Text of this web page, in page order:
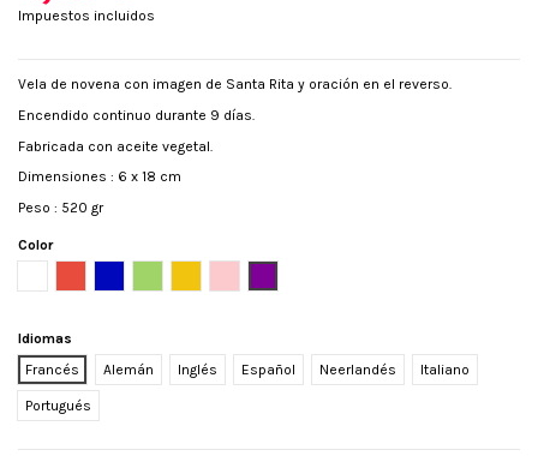
(4 opiniones)
Impuestos incluidos
Vela de novena con imagen de Santa Rita y oración en el reverso.
Encendido continuo durante 9 días.
Fabricada con aceite vegetal.
Dimensiones : 6 x 18 cm
Peso : 520 gr
Color
Idiomas
Francés
Alemán Inglés Español Neerlandés Italiano
Portugués